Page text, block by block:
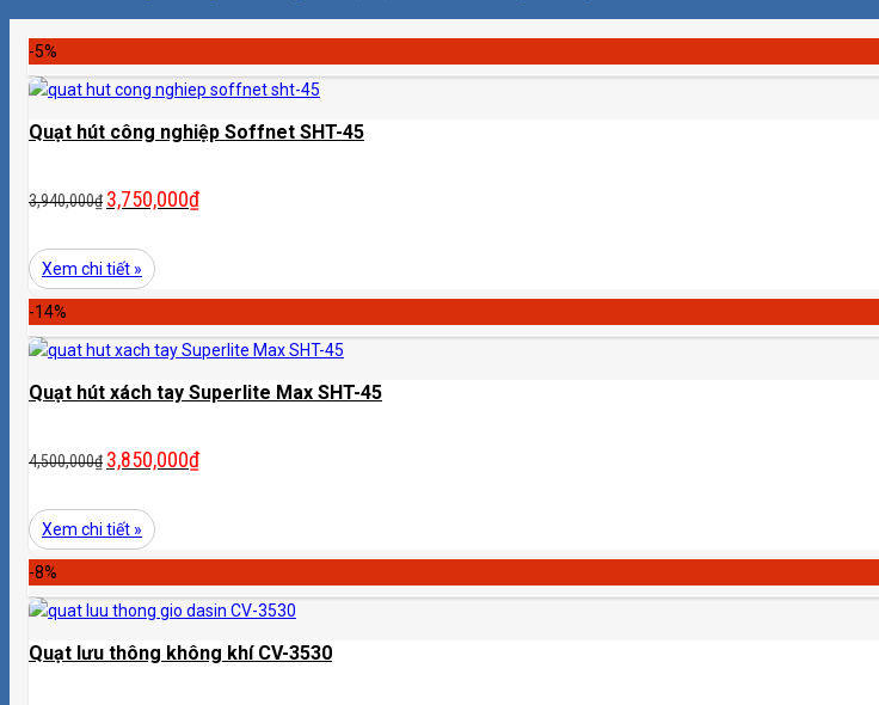
-5%
Quạt hút công nghiệp Soffnet SHT-45
3,940,000₫ 3,750,000₫
Xem chi tiết »
-14%
Quạt hút xách tay Superlite Max SHT-45
4,500,000₫ 3,850,000₫
Xem chi tiết »
-8%
Quạt lưu thông không khí CV-3530